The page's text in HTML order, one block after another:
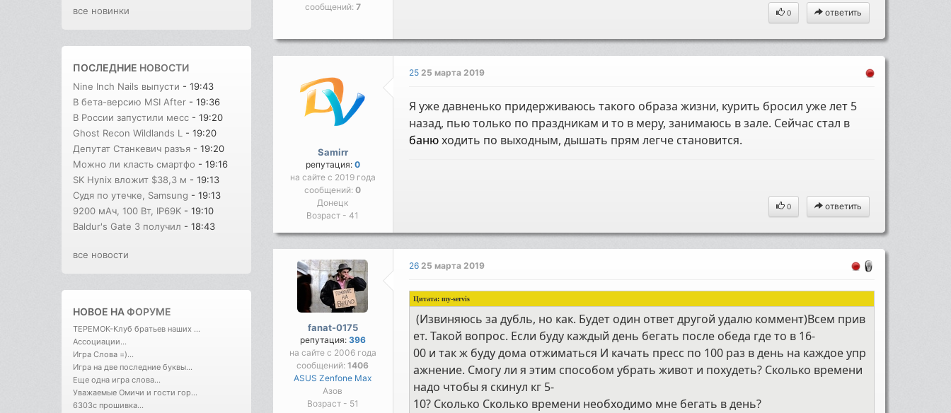
все новинки
ПОСЛЕДНИЕ НОВОСТИ
Nine Inch Nails выпусти - 19:43
В бета-версию MSI After - 19:36
В России запустили месс - 19:20
Ghost Recon Wildlands L - 19:20
Депутат Станкевич разъя - 19:20
Можно ли класть смартфо - 19:16
SK Hynix вложит $38,3 м - 19:13
Судя по утечке, Samsung - 19:13
9200 мАч, 100 Вт, IP69K - 19:10
Baldur's Gate 3 получил - 18:43
все новости
НОВОЕ НАФОРУМЕ
ТЕРЕМОК-Клуб братьев наших ...
Ассоциации...
Игра Слова =)...
Игра на две последние буквы...
Еще одна игра слова...
Уважаемые Омичи и гости гор...
6303с прошивка...
сообщений: 7
0 ответить
Samirr
репутация: 0
на сайте с 2019 года
сообщений:0
Донецк
Возраст - 41
2525 марта 2019
Я уже давненько придерживаюсь такого образа жизни, курить бросил уже лет 5
назад, пью только по праздникам и то в меру, занимаюсь в зале. Сейчас стал в
банюходить по выходным, дышать прям легче становится.
0 ответить
fanat-0175
репутация: 396
на сайте с 2006 года
сообщений:1406
ASUS Zenfone Max
Азов
Возраст - 51
2625 марта 2019
Цитата:my-servis
(Извиняюсь за дубль, но как. Будет один ответ другой удалю коммент)Всем прив
ет. Такой вопрос. Если буду каждый день бегать после обеда где то в 16-
00 и так ж буду дома отжиматься И качать пресс по 100 раз в день на каждое упр
ажнение. Смогу ли я этим способом убрать живот и похудеть? Сколько времени
надо чтобы я скинул кг 5-
10? Сколько Сколько времени необходимо мне бегать в день?